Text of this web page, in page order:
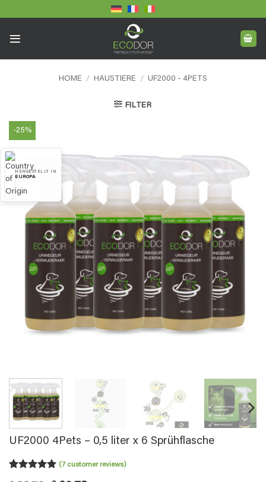
to
HOME / HAUSTIERE / UF2000 - 4PETS
FILTER
-25%
HERGESTELLT IN
EUROPA
UF2000 4Pets – 0,5 liter x 6 Sprühflasche
(7customer reviews)